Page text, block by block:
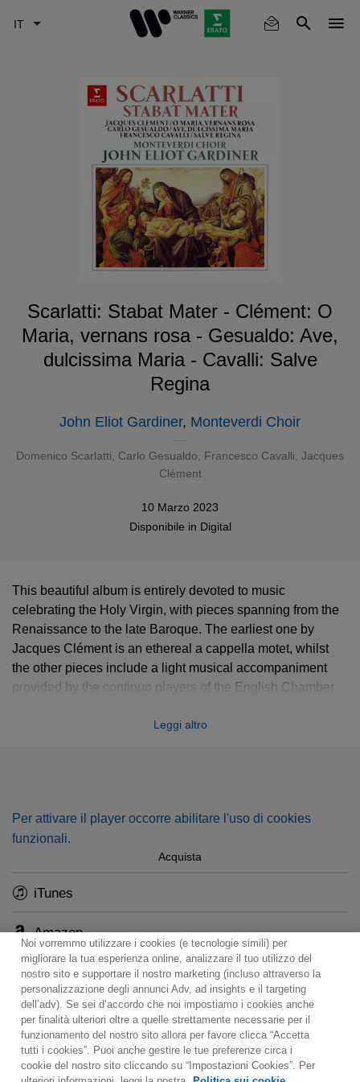
Scarlatti: Stabat Mater - Clément: O
Maria, vernans rosa - Gesualdo: Ave,
dulcissima Maria - Cavalli: Salve
Regina
John Eliot Gardiner, Monteverdi Choir
Domenico Scarlatti Carlo Gesualdo Francesco Cavalli , Jacques
Clément
10 Marzo 2023
Disponibile in Digital
This beautiful album is entirely devoted to music
celebrating the Holy Virgin, with pieces spanning from the
Renaissance to the late Baroque. The earliest one by
Jacques Clément is an ethereal a cappella motet, whilst
the other pieces include a light musical accompaniment
provided by the continuo players of the English Chamber
, comes in a brand-new audio cut.
Leggi altro
Per attivare il player occorre abilitare l'uso di cookies
funzionali.
Acquista
iTunes
Amazon
Contact Notiziario
Politica sui cookie
Impostazioni dei cookie
Noi vorremmo utilizzare i cookies (e tecnologie simili) per
migliorare la tua esperienza online, analizzare il tuo utilizzo del
nostro sito e supportare il nostro marketing (incluso attraverso la
personalizzazione degli annunci Adv, ad insights e il targeting
dell’adv). Se sei d’accordo che noi impostiamo i cookies anche
per finalità ulteriori oltre a quelle strettamente necessarie per il
funzionamento del nostro sito allora per favore clicca “Accetta
tutti i cookies”. Puoi anche gestire le tue preferenze circa i
cookie del nostro sito cliccando su “Impostazioni Cookies”. Per